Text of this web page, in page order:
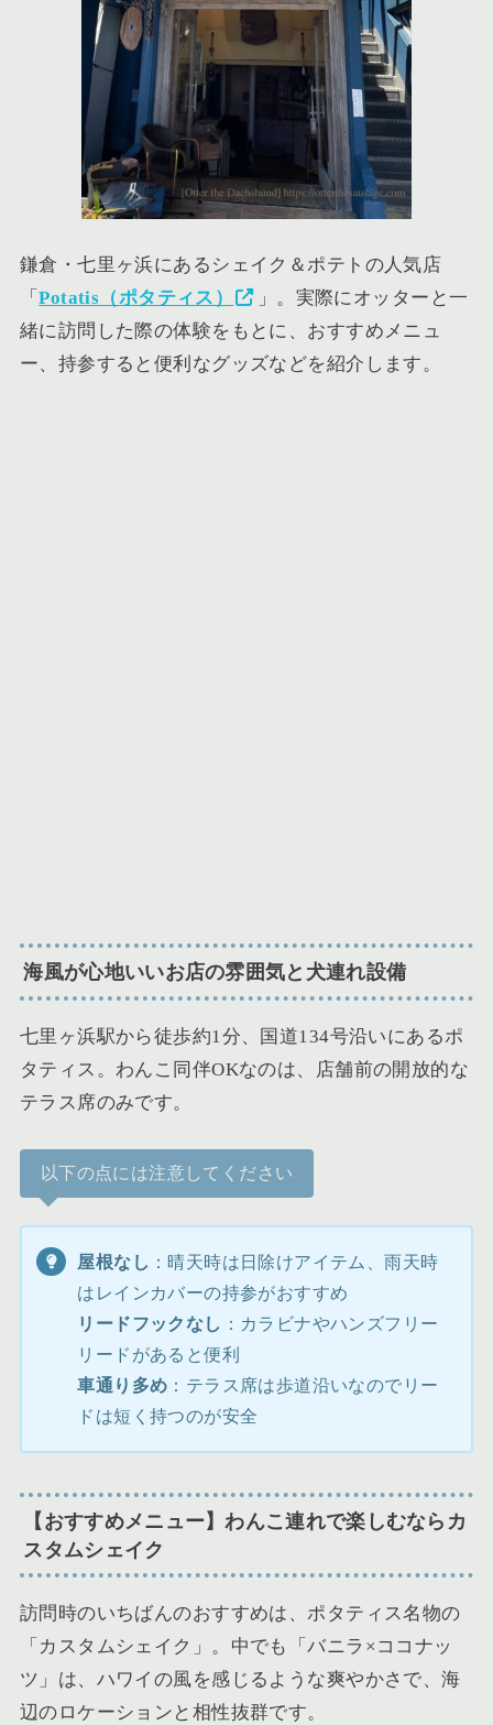
鎌倉・七里ヶ浜にあるシェイク＆ポテトの人気店
「Potatis（ポタティス）
」。実際にオッターと一
緒に訪問した際の体験をもとに、おすすめメニュ
ー、持参すると便利なグッズなどを紹介します。
海風が心地いいお店の雰囲気と犬連れ設備
七里ヶ浜駅から徒歩約1分、国道134号沿いにあるポ
タティス。わんこ同伴OKなのは、店舗前の開放的な
テラス席のみです。
以下の点には注意してください
屋根なし ：晴天時は日除けアイテム、雨天時
はレインカバーの持参がおすすめ
リードフックなし ：カラビナやハンズフリー
リードがあると便利
車通り多め ：テラス席は歩道沿いなのでリー
ドは短く持つのが安全
【おすすめメニュー】わんこ連れで楽しむならカ
スタムシェイク
訪問時のいちばんのおすすめは、ポタティス名物の
「カスタムシェイク」。中でも「バニラ×ココナッ
ツ」は、ハワイの風を感じるような爽やかさで、海
辺のロケーションと相性抜群です。